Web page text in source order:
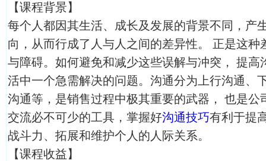
【课程背景】
每个人都因其生活、成长及发展的背景不同，产
向，从而行成了人与人之间的差异性。 正是这种
与障碍。如何避免和减少这些误解与冲突， 提高
活中一个急需解决的问题。沟通分为上行沟通、
沟通等，是销售过程中极其重要的武器， 也是公
交流必不可少的工具，掌握好沟通技巧有利于提
战斗力、拓展和维护个人的人际关系。
【课程收益】